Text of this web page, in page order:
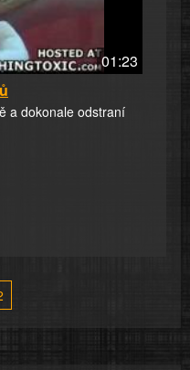
01:23
a dokonale odstraní